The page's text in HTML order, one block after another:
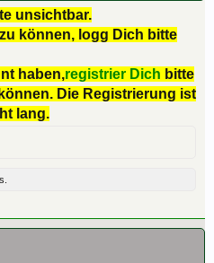
unsichtbar.
können, logg Dich bitte
haben,registrier Dich bitte
Die Registrierung ist
lang.